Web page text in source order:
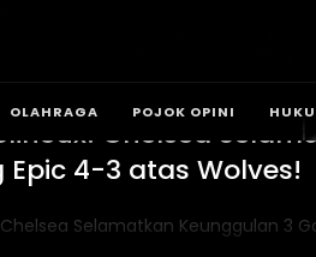
OLAHRAGA POJOK OPINI
Chelsea
Epic 4-3 atas Wolves!